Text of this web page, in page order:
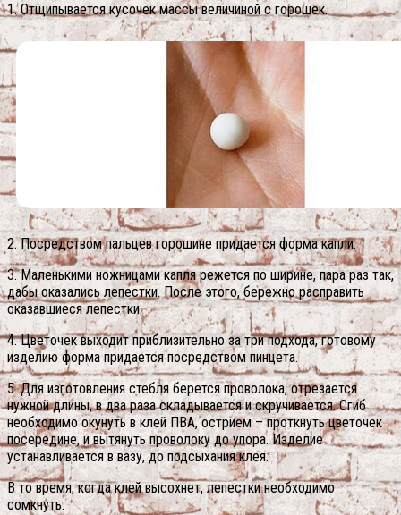
1. Отщипывается кусочек массы величиной с горошек.
2. Посредством пальцев горошине придается форма капли.
3. Маленькими ножницами капля режется по ширине, пара раз так,
дабы оказались лепестки. После этого, бережно расправить
оказавшиеся лепестки.
4. Цветочек выходит приблизительно за три подхода, готовому
изделию форма придается посредством пинцета.
5. Для изготовления стебля берется проволока, отрезается
нужной длины, в два раза складывается и скручивается. Сгиб
необходимо окунуть в клей ПВА, острием – проткнуть цветочек
посередине, и вытянуть проволоку до упора. Изделие
устанавливается в вазу, до подсыхания клея.
В то время, когда клей высохнет, лепестки необходимо
сомкнуть.